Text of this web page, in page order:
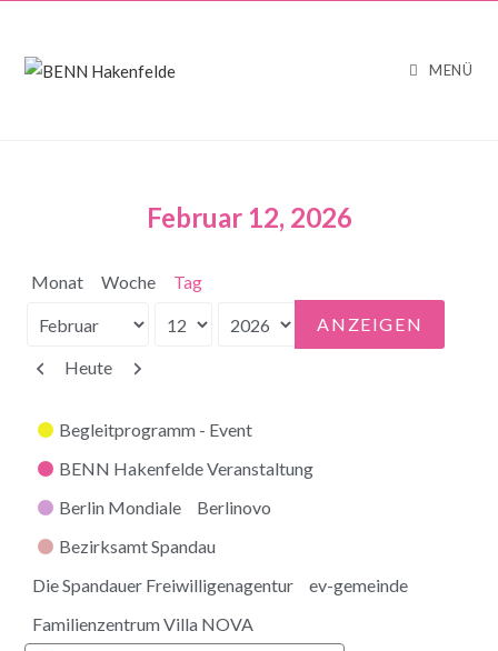
MENÜ
Februar 12, 2026
Monat Woche Tag
Monat
Tag
Jahr
Zurück
Heute Weiter
Kategorien
Begleitprogramm - Event
BENN Hakenfelde Veranstaltung
Berlin Mondiale
Berlinovo
Bezirksamt Spandau
Die Spandauer Freiwilligenagentur
ev-gemeinde
Familienzentrum Villa NOVA